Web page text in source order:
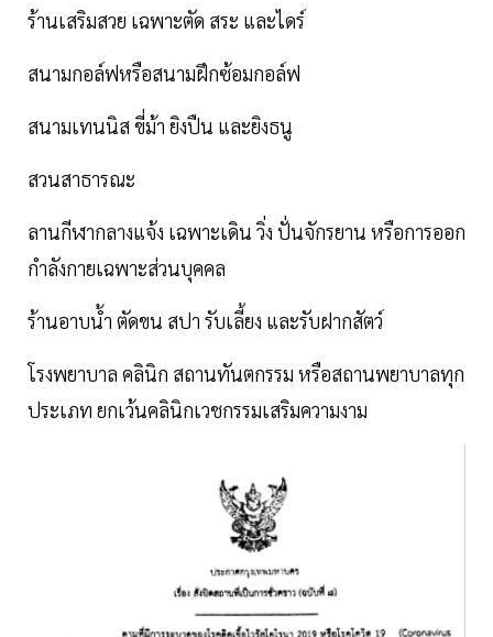
ร้านเสริมสวย เฉพาะตัด สระ และไดร์
สนามกอล์ฟหรือสนามฝึกซ้อมกอล์ฟ
สนามเทนนิส ขี่ม้า ยิงปืน และยิงธนู
สวนสาธารณะ
ลานกีฬากลางแจ้ง เฉพาะเดิน วิ่ง ปั่นจักรยาน หรือการออก
กำลังกายเฉพาะส่วนบุคคล
ร้านอาบน้ำ ตัดขน สปา รับเลี้ยง และรับฝากสัตว์
โรงพยาบาล คลินิก สถานทันตกรรม หรือสถานพยาบาลทุก
ประเภท ยกเว้นคลินิกเวชกรรมเสริมความงาม